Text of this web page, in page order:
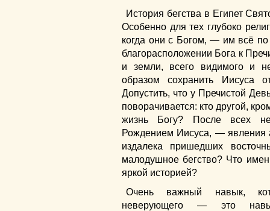
История бегства в Египет
Особенно для тех глубоко
когда они с Богом, — им всё
благорасположении Бога к
и земли, всего видимого и
образом сохранить Иисуса
Допустить, что у Пречистой
поворачивается: кто другой,
жизнь Богу? После всех
Рождением Иисуса, — явления
издалека пришедших
малодушное бегство? Что
яркой историей?
Очень важный навык,
неверующего — это